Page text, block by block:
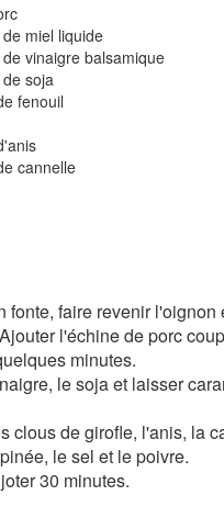
miel liquide
vinaigre balsamique
soja
fenouil
cannelle
fonte, faire revenir l'oignon
l'échine de porc
minutes.
le soja et laisser
clous de girofle, l'anis, la
le sel et le poivre.
30 minutes.